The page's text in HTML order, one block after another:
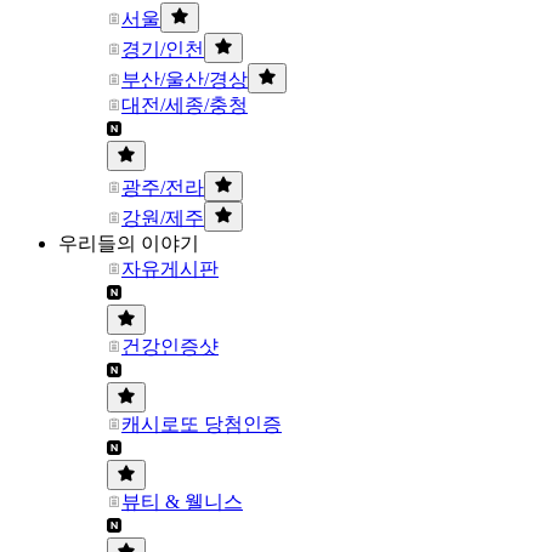
서울
경기/인천
부산/울산/경상
대전/세종/충청
광주/전라
강원/제주
우리들의 이야기
자유게시판
건강인증샷
캐시로또 당첨인증
뷰티 & 웰니스